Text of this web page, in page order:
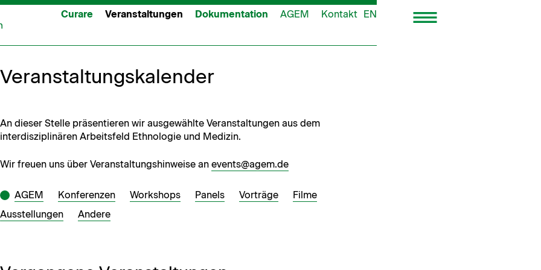
Curare Veranstaltungen Dokumentation AGEM Kontakt EN
Veranstaltungskalender
An dieser Stelle präsentieren wir ausgewählte Veranstaltungen aus dem
interdisziplinären Arbeitsfeld Ethnologie und Medizin.
Wir freuen uns über Veranstaltungshinweise an events@agem.de
AGEM Kon­feren­zen Work­shops Pan­els Vorträge
Filme
Ausstel­lun­gen
Andere